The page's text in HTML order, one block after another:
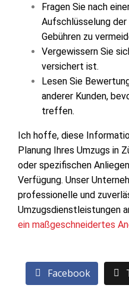
Fragen Sie nach
Aufschlüsselung
Gebühren zu
Vergewissern Sie
versichert ist.
Lesen Sie
anderer Kunden,
treffen.
Ich hoffe, diese
Planung Ihres Umzugs in
oder spezifischen
Verfügung. Unser
professionelle und
Umzugsdienstleistungen
ein maßgeschneidertes
Facebook